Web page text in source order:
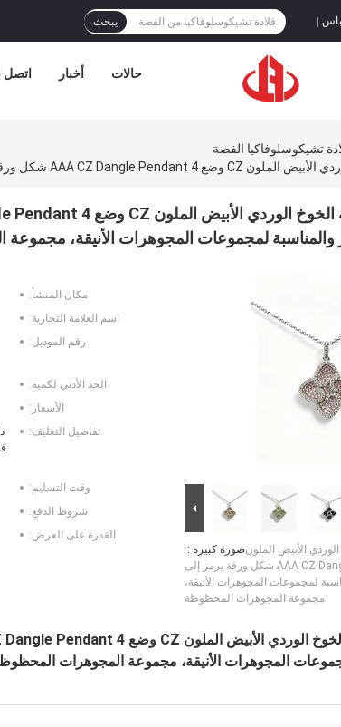
يبحث
اتصل أخبار حالات
والمناسبة لمجموعات المجوهرات الأنيقة،
صورة كبيرة :الوردي الأبيض الملون
CZ وضع AAA CZ Dangle Pendant 4 شكل ورقة يرمز إلى
لمجموعات المجوهرات الأنيقة،
مجموعة المجوهرات المحظوظة
مكان المنشأ:
اسم العلامة التجارية:
رقم الموديل:
الحد الأدنى لكمية:
الأسعار:
تفاصيل التغليف:
وقت التسليم:
شروط الدفع:
القدرة على العرض:
المجوهرات الأنيقة، مجموعة المجوهرات